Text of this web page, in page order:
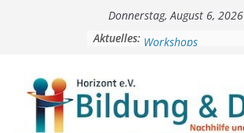
Donnerstag, August 6, 2026
Aktuelles:
Workshops
Vorschulprojekt